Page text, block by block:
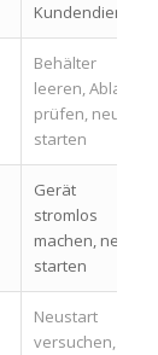
Kundendienst
Behälter
leeren, Ablauf
prüfen, neu
starten
Gerät
stromlos
machen, neu
starten
Neustart
versuchen,